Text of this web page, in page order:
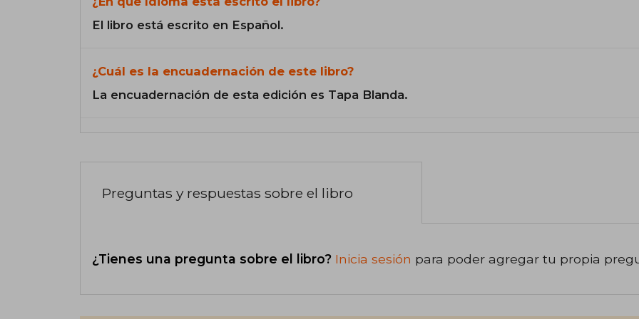
El libro está escrito en Español.
¿Cuál es la encuadernación de este libro?
La encuadernación de esta edición es Tapa Blanda.
Preguntas y respuestas sobre el libro
¿Tienes una pregunta sobre el libro? Inicia sesión para poder agregar tu propia